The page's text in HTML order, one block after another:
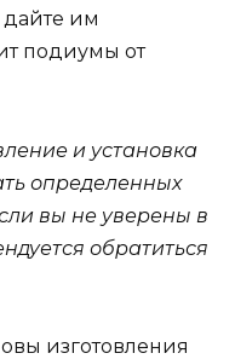
им
подиумы от
и установка
определенных
вы не уверены в
обратиться
изготовления